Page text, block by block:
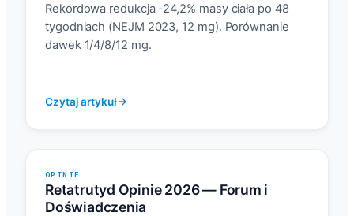
Rekordowa redukcja -24,2% masy ciała po 48
tygodniach (NEJM 2023, 12 mg). Porównanie
dawek 1/4/8/12 mg.
Czytaj artykuł
OPINIE
Retatrutyd Opinie 2026 — Forum i
Doświadczenia